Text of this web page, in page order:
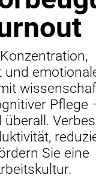
und
Pflege
überall.
Sie eine